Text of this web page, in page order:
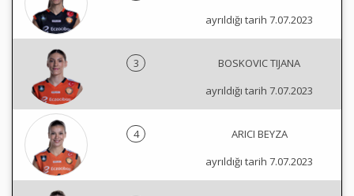
ayrıldığı tarih 7.07.2023
3
BOSKOVIC TIJANA
ayrıldığı tarih 7.07.2023
4
ARICI BEYZA
ayrıldığı tarih 7.07.2023